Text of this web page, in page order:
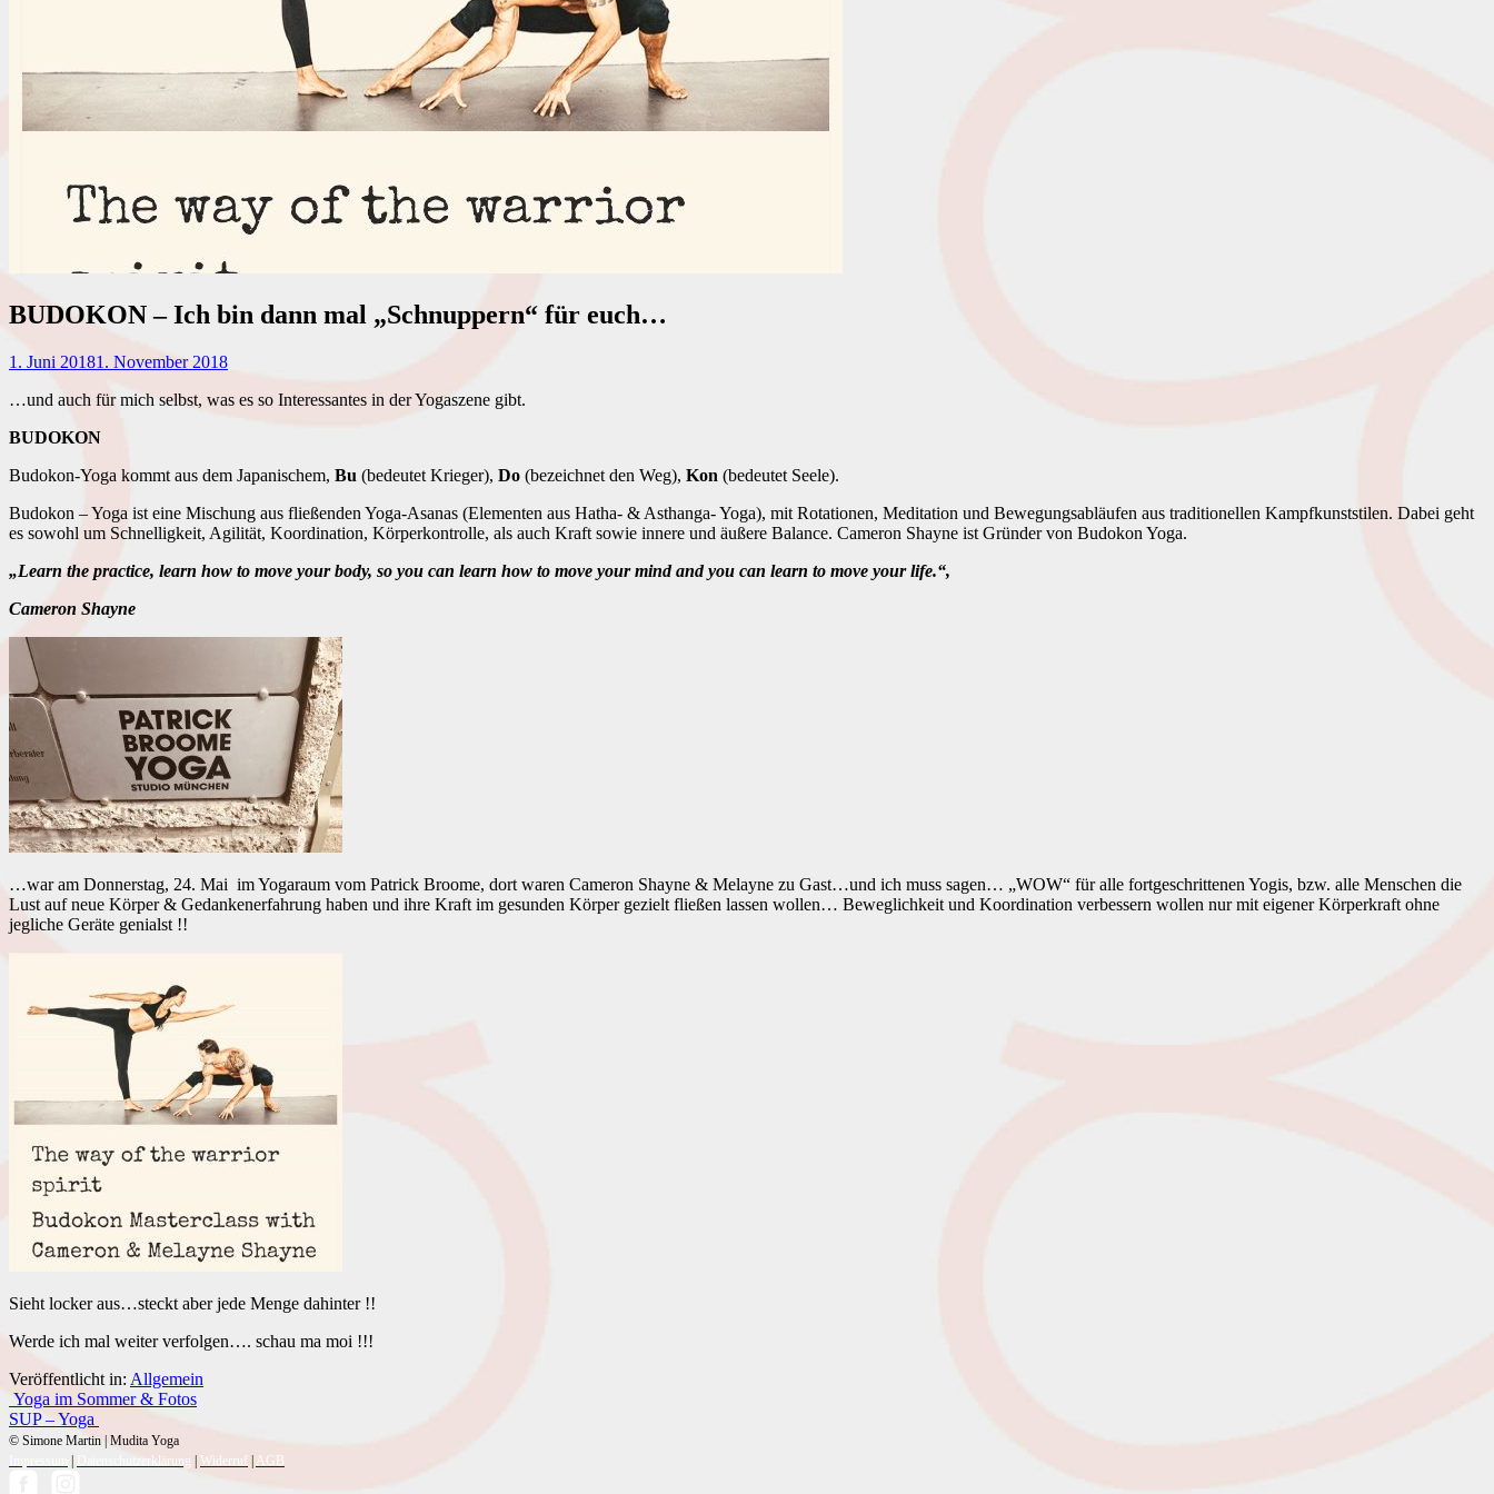
BUDOKON – Ich bin dann mal „Schnuppern“ für euch…
1. Juni 20181. November 2018
…und auch für mich selbst, was es so Interessantes in der Yogaszene gibt.
BUDOKON
Budokon-Yoga kommt aus dem Japanischem, Bu (bedeutet Krieger), Do (bezeichnet den Weg), Kon (bedeutet Seele).
Budokon – Yoga ist eine Mischung aus fließenden Yoga-Asanas (Elementen aus Hatha- & Asthanga- Yoga), mit Rotationen, Meditation und Bewegungsabläufen aus traditionellen Kampfkunststilen. Dabei geht
es sowohl um Schnelligkeit, Agilität, Koordination, Körperkontrolle, als auch Kraft sowie innere und äußere Balance. Cameron Shayne ist Gründer von Budokon Yoga.
„Learn the practice, learn how to move your body, so you can learn how to move your mind and you can learn to move your life.“,
Cameron Shayne
…war am Donnerstag, 24. Mai im Yogaraum vom Patrick Broome, dort waren Cameron Shayne & Melayne zu Gast…und ich muss sagen… „WOW“ für alle fortgeschrittenen Yogis, bzw. alle Menschen die
Lust auf neue Körper & Gedankenerfahrung haben und ihre Kraft im gesunden Körper gezielt fließen lassen wollen… Beweglichkeit und Koordination verbessern wollen nur mit eigener Körperkraft ohne
jegliche Geräte genialst !!
Sieht locker aus…steckt aber jede Menge dahinter !!
Werde ich mal weiter verfolgen…. schau ma moi !!!
Veröffentlicht in: Allgemein
Beitrags-
Navigation
Yoga im Sommer & Fotos
SUP – Yoga
© Simone Martin | Mudita Yoga
| Datenschutzerklärung | Widerruf | AGB